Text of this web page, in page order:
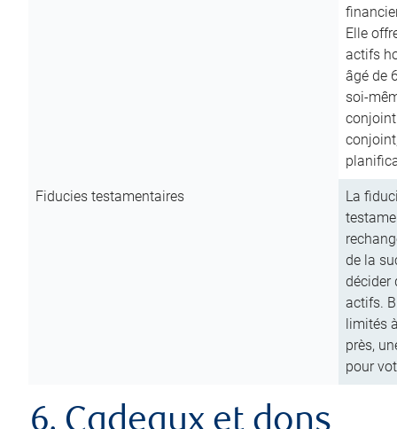
Elle
actifs
âgé de
soi-
Fiducies testamentaires
La
de la
décider
actifs.
limités
près,
pour